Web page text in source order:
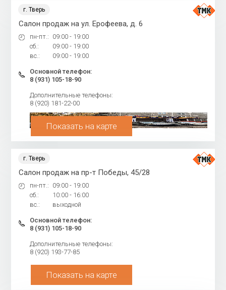
г. Тверь
Салон продаж на ул. Ерофеева, д. 6
пн-пт.: 09:00 - 19:00
сб.:
09:00 - 19:00
вс.:
09:00 - 19:00
Основной телефон:
8 (931) 105-18-90
Дополнительные телефоны:
8 (920) 181-22-00
Показать на карте
г. Тверь
Салон продаж на пр-т Победы, 45/28
пн-пт.: 09:00 - 19:00
сб.:
10:00 - 16:00
вс.:
выходной
Основной телефон:
8 (931) 105-18-90
Дополнительные телефоны:
8 (920) 193-77-85
Показать на карте